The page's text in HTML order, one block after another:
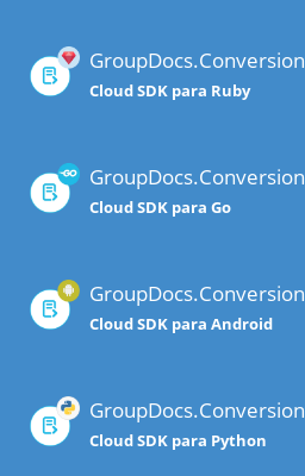
GroupDocs.Conversion
Cloud SDK para Ruby
GroupDocs.Conversion
Cloud SDK para Go
GroupDocs.Conversion
Cloud SDK para Android
GroupDocs.Conversion
Cloud SDK para Python